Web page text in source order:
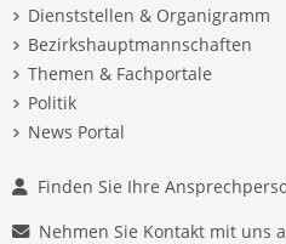
Dienststellen & Organigramm
Bezirkshauptmannschaften
Themen & Fachportale
Politik
News Portal
Finden Sie Ihre
Nehmen Sie Kontakt mit uns